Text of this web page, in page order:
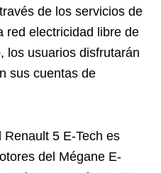
de los servicios de
red electricidad libre de
los usuarios disfrutarán
sus cuentas de
5 E-Tech es
del Mégane E-